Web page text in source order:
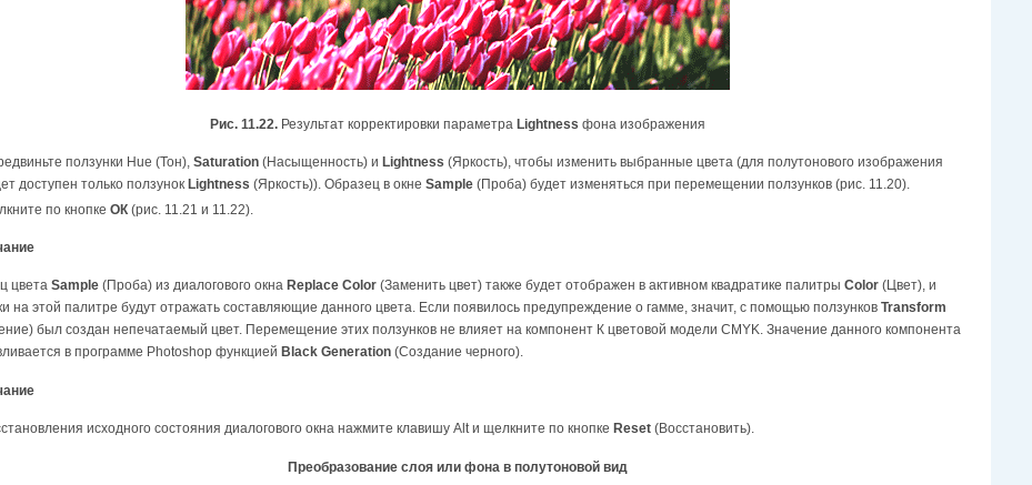
Рис. 11.22. Результат корректировки параметра Lightness фона изображения
ползунки Hue (Тон),Saturation(Насыщенность) и Lightness(Яркость), чтобы изменить выбранные цвета (для полутонового изображения
доступен только ползунок Lightness(Яркость)). Образец в окнеSample(Проба) будет изменяться при перемещении ползунков (рис. 11.20).
по кнопкеОК(рис. 11.21 и 11.22).
цвета Sample (Проба) из диалогового окна Replace Color (Заменить цвет) также будет отображен в активном квадратике палитры Color (Цвет), и
на этой палитре будут отражать составляющие данного цвета. Если появилось предупреждение о гамме, значит, с помощью ползунков Transform
был создан непечатаемый цвет. Перемещение этих ползунков не влияет на компонент К цветовой модели CMYK. Значение данного компонента
в программе Photoshop функцией Black Generation (Создание черного).
исходного состояния диалогового окна нажмите клавишу Alt и щелкните по кнопке Reset (Восстановить).
Преобразование слоя или фона в полутоновой вид